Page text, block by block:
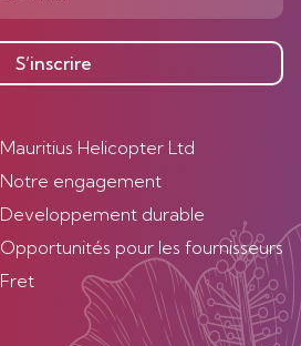
S’inscrire
Mauritius Helicopter Ltd
Notre engagement
Developpement durable
Opportunités pour les fournisseurs
Fret